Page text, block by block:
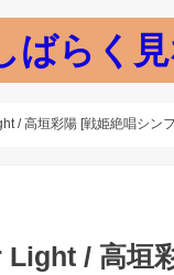
ばらく
/ 高垣彩陽 [戦姫絶唱シン
/ 高垣